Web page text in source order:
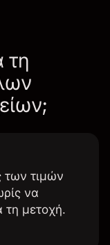
τη
των τιμών
να
τη μετοχή.